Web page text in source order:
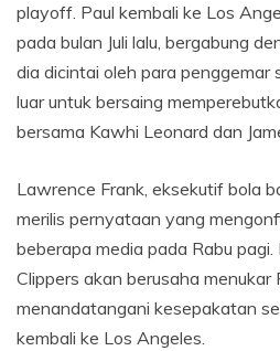
playoff. Paul kembali ke Los
pada bulan Juli lalu, bergabung
dia dicintai oleh para penggemar
luar untuk bersaing
bersama Kawhi Leonard dan
Lawrence Frank, eksekutif bola
merilis pernyataan yang
beberapa media pada Rabu
Clippers akan berusaha menukar
menandatangani kesepakatan
kembali ke Los Angeles.